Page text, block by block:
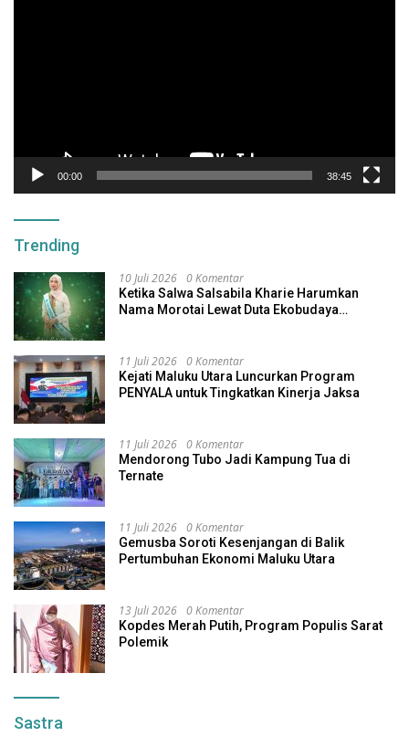
00:00 38:45
Trending
10 Juli 2026 0 Komentar
Ketika Salwa Salsabila Kharie Harumkan
Nama Morotai Lewat Duta Ekobudaya
11 Juli 2026 0 Komentar
Kejati Maluku Utara Luncurkan Program
PENYALA untuk Tingkatkan Kinerja Jaksa
11 Juli 2026 0 Komentar
Mendorong Tubo Jadi Kampung Tua di
Ternate
11 Juli 2026 0 Komentar
Gemusba Soroti Kesenjangan di Balik
Pertumbuhan Ekonomi Maluku Utara
13 Juli 2026 0 Komentar
Kopdes Merah Putih, Program Populis Sarat
Polemik
Sastra